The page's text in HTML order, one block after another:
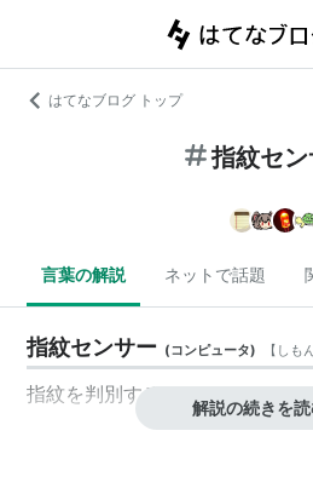
はてなブログ トップ
指紋セ
言葉の解説 ネットで話題
指紋センサー (コンピュータ) 【 しも
指紋を判別するセンサー
解説の続きを